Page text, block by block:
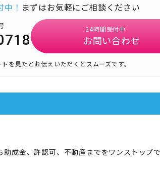
！ まずはお気軽にご相談ください
24時間受付中
お問い合わせ
を見たとお伝えいただくとスムーズです。
成金、許認可、不動産までをワンストップ